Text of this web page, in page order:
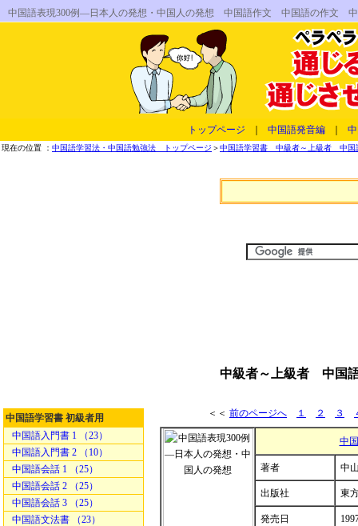
中国語表現300例―日本人の発想・中国人の発想 中国語作文 中国語の作
トップページ 中国語発音編
現在の位置 ： 中国語学習法・中国語勉強法 トップページ ＞中国語学習書 中級者～上級者 中国
中級者～上級者 中国
中国語学習書 初級者用
中国語入門書 1 （23）
中国語入門書 2 （10）
中国語会話 1 （25）
中国語会話 2 （25）
中国語会話 3 （25）
中国語文法書 （23）
＜＜ 前のページへ １ ２ ３
中
著者 中
出版社 東
発売日